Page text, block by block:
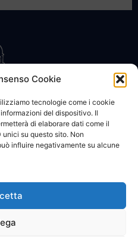
Cookie
tecnologie come i cookie
del dispositivo. Il
di elaborare dati come il
su questo sito. Non
influire negativamente su alcune
POLICY PRIVACY
:::: powered by Go Web snc |